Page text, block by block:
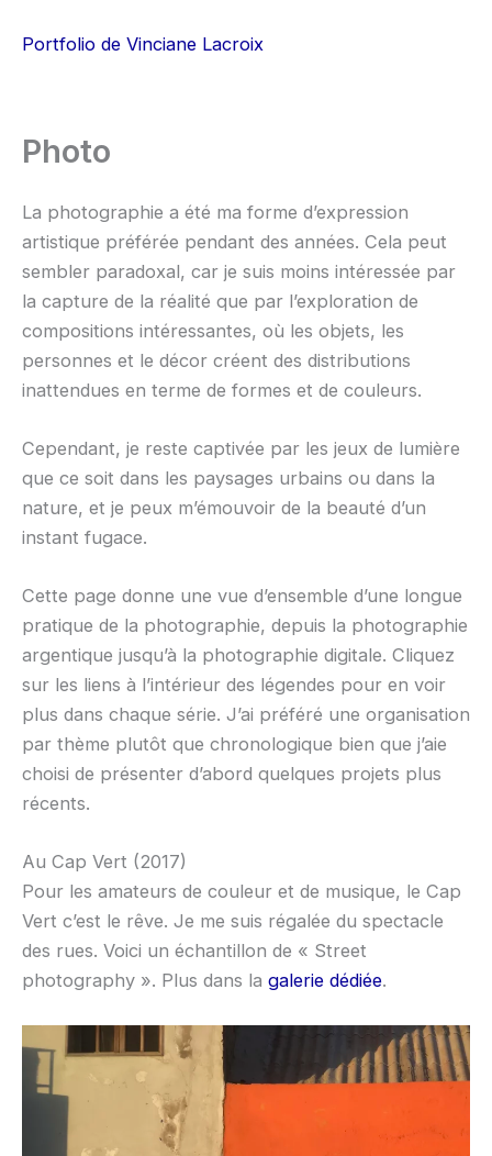
Portfolio de Vinciane Lacroix
Photo
La photographie a été ma forme d’expression
artistique préférée pendant des années. Cela peut
sembler paradoxal, car je suis moins intéressée par
la capture de la réalité que par l’exploration de
compositions intéressantes, où les objets, les
personnes et le décor créent des distributions
inattendues en terme de formes et de couleurs.
Cependant, je reste captivée par les jeux de lumière
que ce soit dans les paysages urbains ou dans la
nature, et je peux m’émouvoir de la beauté d’un
instant fugace.
Cette page donne une vue d’ensemble d’une longue
pratique de la photographie, depuis la photographie
argentique jusqu’à la photographie digitale. Cliquez
sur les liens à l’intérieur des légendes pour en voir
plus dans chaque série. J’ai préféré une organisation
par thème plutôt que chronologique bien que j’aie
choisi de présenter d’abord quelques projets plus
récents.
Au Cap Vert (2017)
Pour les amateurs de couleur et de musique, le Cap
Vert c’est le rêve. Je me suis régalée du spectacle
des rues. Voici un échantillon de « Street
photography ». Plus dans la galerie dédiée.